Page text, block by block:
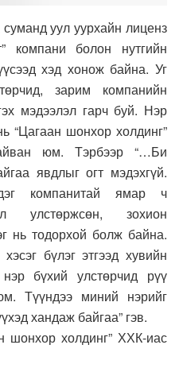
уул уурхайн лиценз
компани болон нутгийн
хэд хонож байна. Уг
зарим компанийн
мэдээлэл гарч буй. Нэр
“Цагаан шонхор холдинг”
юм. Тэрбээр “…Би
явдлыг огт мэдэхгүй.
компанитай ямар ч
улстөржсөн, зохион
нь тодорхой болж байна.
бүлэг этгээд хувийн
бүхий улстөрчид рүү
Түүндээ миний нэрийг
хандаж байгаа” гэв.
шонхор холдинг” ХХК-иас